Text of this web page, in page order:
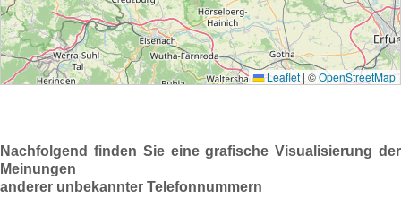
Nachfolgend finden Sie eine grafische Visualisierung der
Meinungen
anderer unbekannter Telefonnummern